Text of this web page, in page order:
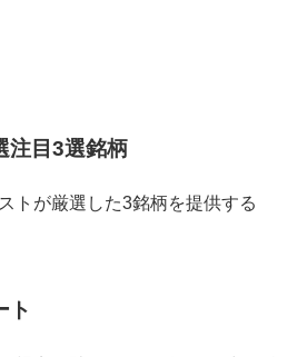
注目3選銘柄
トが厳選した3銘柄を提供する
ト